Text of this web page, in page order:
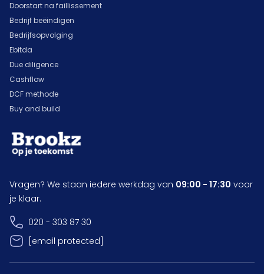
Doorstart na faillissement
Bedrijf beëindigen
Bedrijfsopvolging
Ebitda
Due diligence
Cashflow
DCF methode
Buy and build
Vragen? We staan iedere werkdag van 09:00 - 17:30 voor
je klaar.
020 - 303 87 30
[email protected]